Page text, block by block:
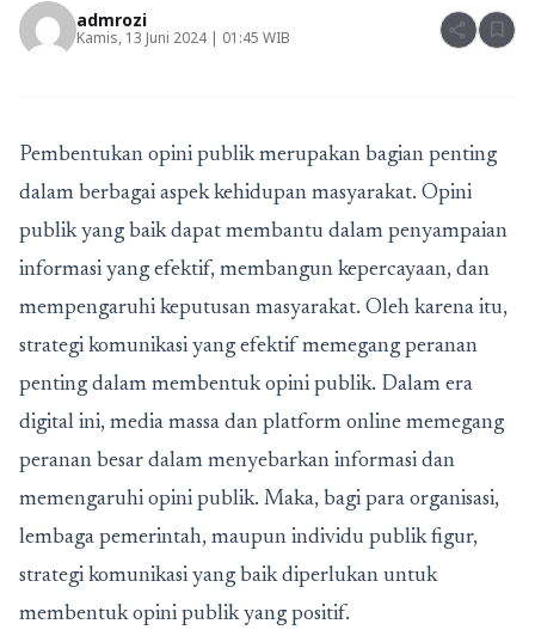
admrozi
Kamis, 13 Juni 2024 | 01:45 WIB share bookmark
Pembentukan opini publik merupakan bagian penting
dalam berbagai aspek kehidupan masyarakat. Opini
publik yang baik dapat membantu dalam penyampaian
informasi yang efektif, membangun kepercayaan, dan
mempengaruhi keputusan masyarakat. Oleh karena itu,
strategi komunikasi yang efektif memegang peranan
penting dalam membentuk opini publik. Dalam era
digital ini, media massa dan platform online memegang
peranan besar dalam menyebarkan informasi dan
memengaruhi opini publik. Maka, bagi para organisasi,
lembaga pemerintah, maupun individu publik figur,
strategi komunikasi yang baik diperlukan untuk
membentuk opini publik yang positif.